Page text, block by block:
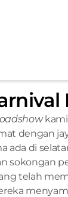
dengan
ada di
sokongan
telah